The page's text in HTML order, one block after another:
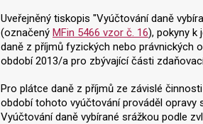
Uveřejněný tiskopis "Vyúčtování daně
(označený MFin 5466 vzor č. 16), pokyny k
daně z příjmů fyzických nebo právnických
období 2013/a pro zbývající části
Pro plátce daně z příjmů ze závislé
období tohoto vyúčtování prováděl opravy
Vyúčtování daně vybírané srážkou podle